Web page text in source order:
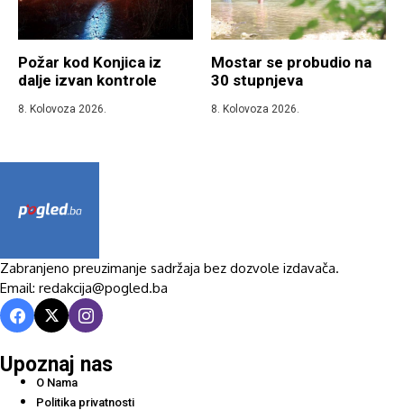
Požar kod Konjica iz
dalje izvan kontrole
8. Kolovoza 2026.
Mostar se probudio na
30 stupnjeva
8. Kolovoza 2026.
Zabranjeno preuzimanje sadržaja bez dozvole izdavača.
Email: redakcija@pogled.ba
Upoznaj nas
O Nama
Politika privatnosti